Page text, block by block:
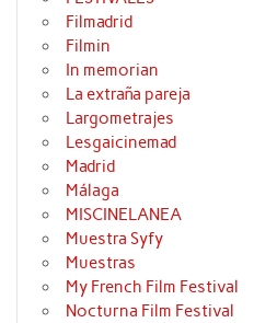
Filmadrid
Filmin
In memorian
La extraña pareja
Largometrajes
Lesgaicinemad
Madrid
Málaga
MISCINELANEA
Muestra Syfy
Muestras
My French Film Festival
Nocturna Film Festival